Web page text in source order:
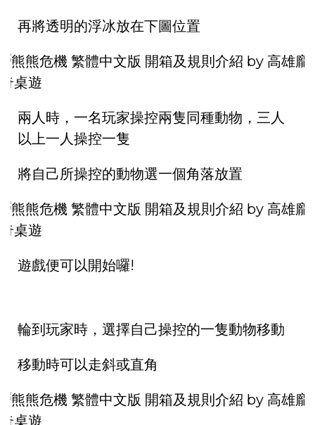
再將透明的浮冰放在下圖位置
兩人時，一名玩家操控兩隻同種動物，三人
以上一人操控一隻
將自己所操控的動物選一個角落放置
遊戲便可以開始囉!
輪到玩家時，選擇自己操控的一隻動物移動
移動時可以走斜或直角